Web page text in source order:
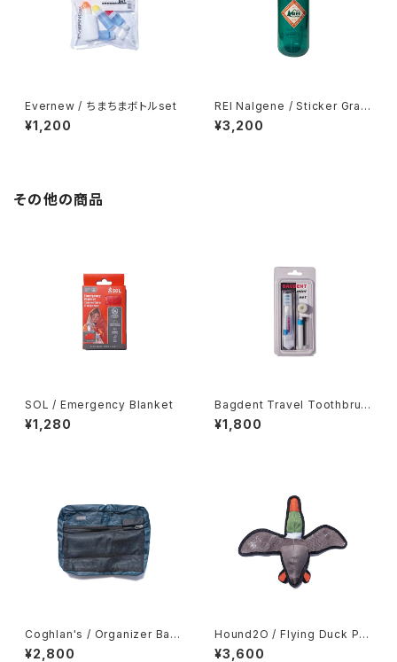
Evernew / ちまちまボトルset
¥1,200
REI Nalgene / Sticker Grap
hic Wide-Mouth Water Bott
le - 16 fl. oz.
¥3,200
その他の商品
SOL / Emergency Blanket
¥1,280
Bagdent Travel Toothbrus
h Set
¥1,800
Coghlan's / Organizer Bag
s -Medium-
¥2,800
Hound2O / Flying Duck Plu
sh Toy
¥3,600